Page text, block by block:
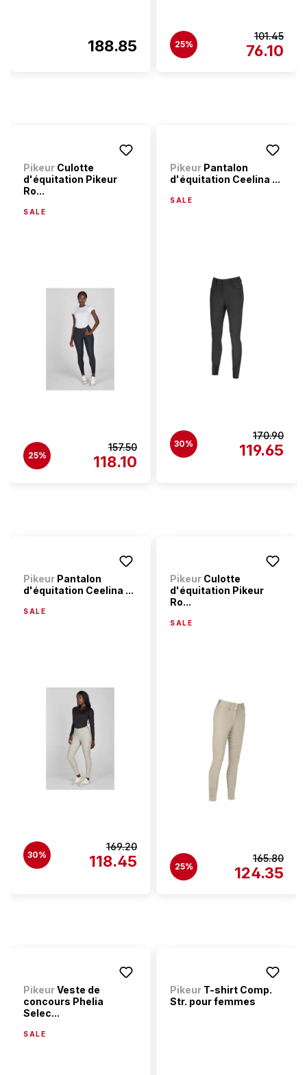
188.85 25%
101.45
76.10
Pikeur Culotte
d'équitation Pikeur
Ro...
SALE
25%
157.50
118.10
Pikeur Pantalon
d'équitation Ceelina ...
SALE
30%
170.90
119.65
Pikeur Pantalon
d'équitation Ceelina ...
SALE
30%
169.20
118.45
Pikeur Culotte
d'équitation Pikeur
Ro...
SALE
25%
165.80
124.35
PikeurVeste de
concours Phelia
Selec...
SALE
Pikeur T-shirt Comp.
Str. pour femmes